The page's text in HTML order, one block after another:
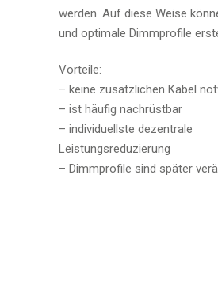
werden. Auf diese Weise
und optimale Dimmprofile
Vorteile:
– keine zusätzlichen Kabel
– ist häufig nachrüstbar
– individuellste dezentrale
Leistungsreduzierung
– Dimmprofile sind später